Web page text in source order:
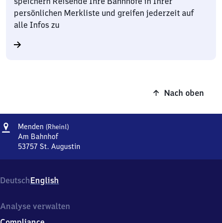
persönlichen Merkliste und greifen jederzeit auf
alle Infos zu
Nach oben
Adresse
Menden (Rheinl)Menden
Am Bahnhof
53757 St. Augustin
Am
Bahnhof,
3
DeutschEnglish
Analyse verwalten